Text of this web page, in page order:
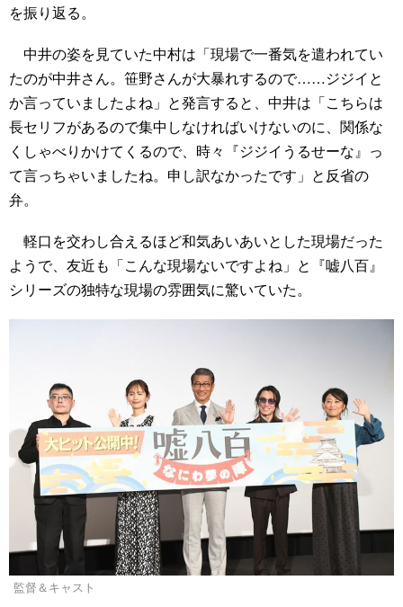
を振り返る。
中井の姿を見ていた中村は「現場で一番気を遣われてい
たのが中井さん。笹野さんが大暴れするので……ジジイと
か言っていましたよね」と発言すると、中井は「こちらは
長セリフがあるので集中しなければいけないのに、関係な
くしゃべりかけてくるので、時々『ジジイうるせーな』っ
て言っちゃいましたね。申し訳なかったです」と反省の
弁。
軽口を交わし合えるほど和気あいあいとした現場だった
ようで、友近も「こんな現場ないですよね」と『嘘八百』
シリーズの独特な現場の雰囲気に驚いていた。
監督＆キャスト